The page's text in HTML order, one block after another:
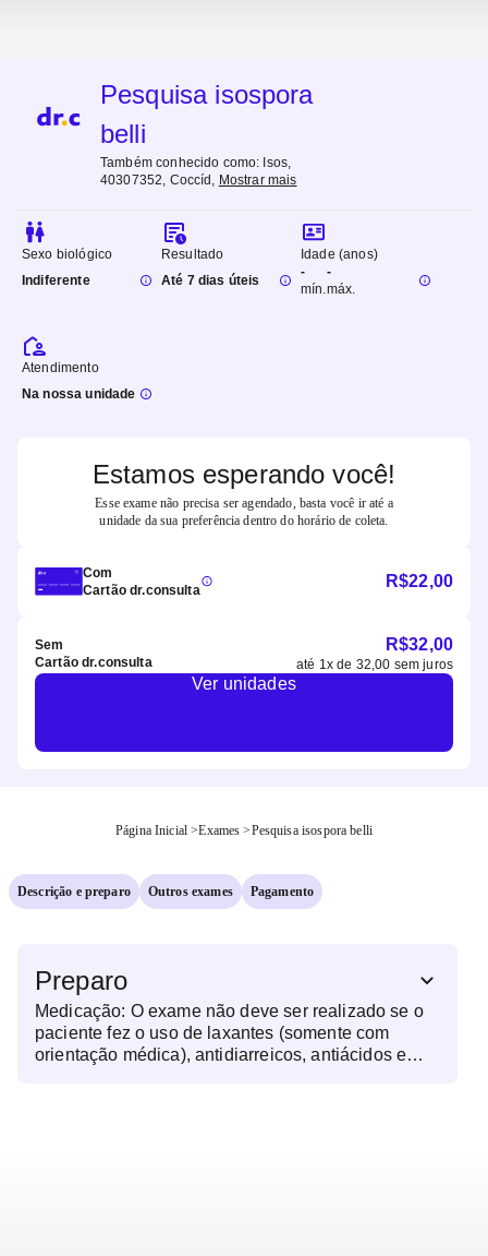
Pesquisa isospora
belli
Também conhecido como: Isos,
40307352, Coccíd , Mostrar mais
Sexo biológico
Indiferente
Resultado
Até 7 dias úteis
Idade (anos)
-
mín.
-
máx.
Atendimento
Na nossa unidade
Estamos esperando você!
Esse exame não precisa ser agendado, basta você ir até a
unidade da sua preferência dentro do horário de coleta.
Com
Cartão dr.consulta
R$22,00
Sem
Cartão dr.consulta
R$32,00
até 1x de 32,00 sem juros
Ver unidades
Página Inicial >Exames >Pesquisa isospora belli
Descrição e preparo Outros exames Pagamento
Preparo
Medicação: O exame não deve ser realizado se o
paciente fez o uso de laxantes (somente com
orientação médica), antidiarreicos, antiácidos e